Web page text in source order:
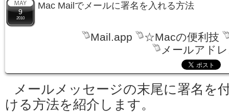
9
2010
Mac Mailでメールに署名を入れる方法
Mail.app
☆Macの便利技
メールアド
メールメッセージの末尾に署名を
ける方法を紹介します。